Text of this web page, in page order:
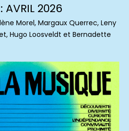
AVRIL 2026
Morel, Margaux Querrec, Leny
Hugo Loosveldt et Bernadette